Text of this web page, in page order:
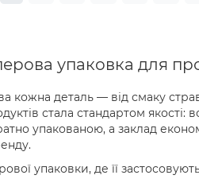
упаковка для
кожна деталь — від смаку
стала стандартом якості:
упакованою, а заклад
упаковки, де її